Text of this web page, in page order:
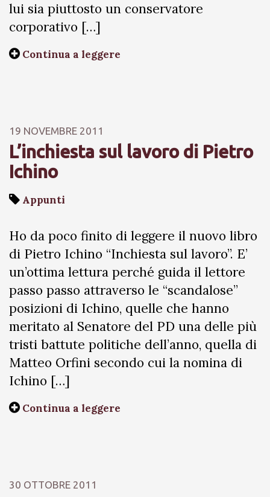
lui sia piuttosto un conservatore
corporativo […]
Continua a leggere
19 NOVEMBRE 2011
L’inchiesta sul lavoro di Pietro
Ichino
Appunti
Ho da poco finito di leggere il nuovo libro
di Pietro Ichino “Inchiesta sul lavoro”. E’
un’ottima lettura perché guida il lettore
passo passo attraverso le “scandalose”
posizioni di Ichino, quelle che hanno
meritato al Senatore del PD una delle più
tristi battute politiche dell’anno, quella di
Matteo Orfini secondo cui la nomina di
Ichino […]
Continua a leggere
30 OTTOBRE 2011